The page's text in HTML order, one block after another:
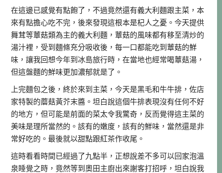
在這邊已感覺有點飽了，不過竟然還有義大利麵跟主菜，本
來有點擔心吃不完，後來發現這根本是杞人之憂。今天提供
舞茸等蕈菇類為主的義大利麵，蕈菇的風味都有移至清炒的
湯汁裡，受到麵條充分吸收後，每一口都能吃到蕈菇的鮮
味，讓我回想今年到冰島旅行時，在當地也經常喝蕈菇湯，
但這盤麵的鮮味更加濃郁就是了。
上完麵包之後，終於來到主菜，今天是黑毛和牛牛排，佐店
家特製的蘑菇黃芥末醬。坦白說這個牛排表現沒有任何不好
的地方，但可能是前面的菜太令我驚奇，反而覺得這主菜的
美味是理所當然的。該有的嫩度，該有的鮮味，當然還是非
常好吃的。最後就以甜點跟紅茶作收尾。
這時看看時間已經過了九點半，正想說差不多可以回家泡溫
泉睡覺之時，竟然等到奧田主廚出來謝客打招呼，坦白說我